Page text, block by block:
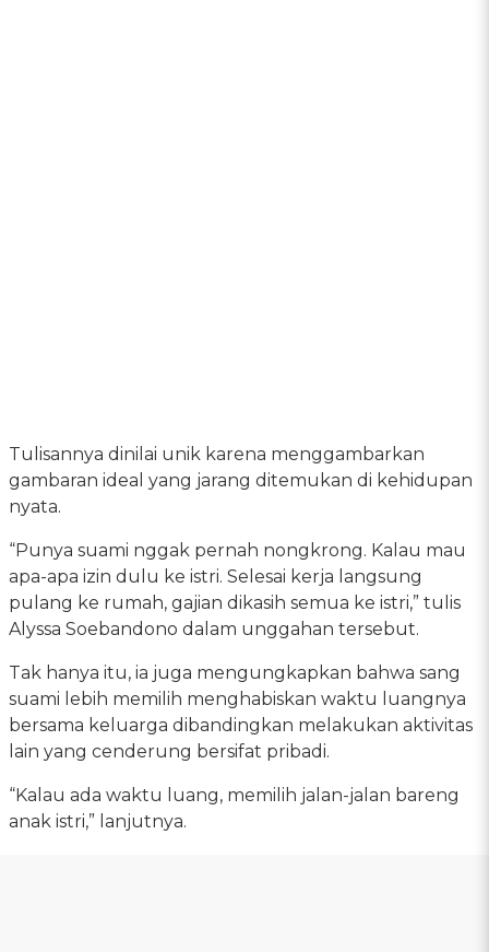
Tulisannya dinilai unik karena menggambarkan
gambaran ideal yang jarang ditemukan di kehidupan
nyata.
“Punya suami nggak pernah nongkrong. Kalau mau
apa-apa izin dulu ke istri. Selesai kerja langsung
pulang ke rumah, gajian dikasih semua ke istri,” tulis
Alyssa Soebandono dalam unggahan tersebut.
Tak hanya itu, ia juga mengungkapkan bahwa sang
suami lebih memilih menghabiskan waktu luangnya
bersama keluarga dibandingkan melakukan aktivitas
lain yang cenderung bersifat pribadi.
“Kalau ada waktu luang, memilih jalan-jalan bareng
anak istri,” lanjutnya.